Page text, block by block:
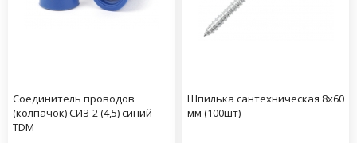
Соединитель проводов
(колпачок) СИЗ-2 (4,5) синий
TDM
Шпилька сантехническая 8х60
мм (100шт)